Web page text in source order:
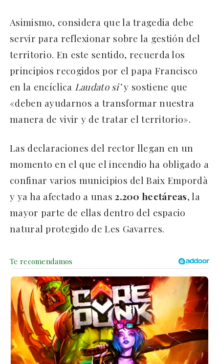
Asimismo, considera que la tragedia debe
servir para reflexionar sobre la gestión del
territorio. En este sentido, recuerda los
principios recogidos por el papa Francisco
en la encíclica Laudato si’y sostiene que
«deben ayudarnos a transformar nuestra
manera de vivir y de tratar el territorio».
Las declaraciones del rector llegan en un
momento en el que el incendio ha obligado a
confinar varios municipios del Baix Empordà
y ya ha afectado a unas2.200 hectáreas, la
mayor parte de ellas dentro del espacio
natural protegido de Les Gavarres.